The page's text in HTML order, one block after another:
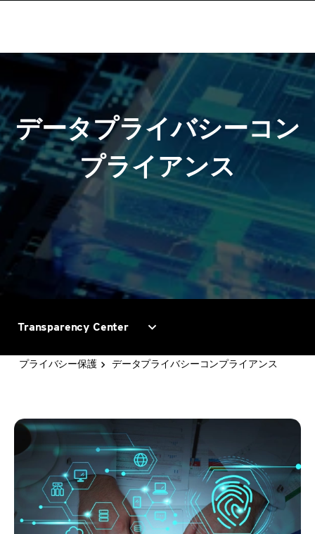
データプライバシーコン
プライアンス
Transparency Center expand_more
プライバシー保護 データプライバシーコンプライアンス